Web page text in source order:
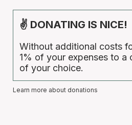
✌ DONATING IS NICE!
Without additional costs
1% of your expenses to a
of your choice.
Learn more about donations